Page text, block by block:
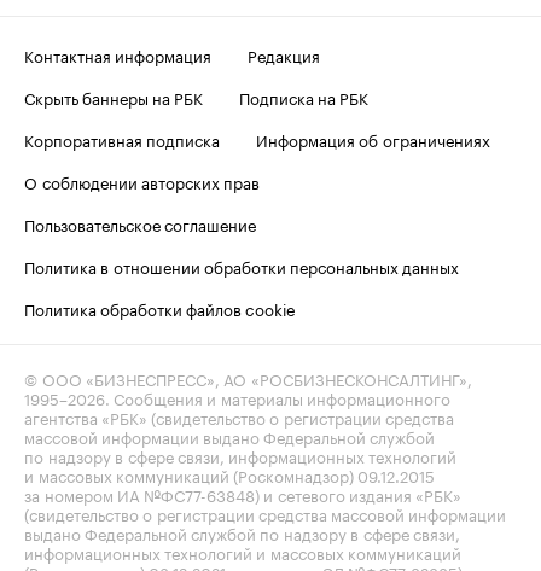
Контактная информация
Редакция
Скрыть баннеры на РБК
Подписка на РБК
Корпоративная подписка
Информация об ограничениях
О соблюдении авторских прав
Пользовательское соглашение
Политика в отношении обработки персональных данных
Политика обработки файлов cookie
© ООО «БИЗНЕСПРЕСС», АО «РОСБИЗНЕСКОНСАЛТИНГ»,
1995–2026. Сообщения и материалы информационного
агентства «РБК» (свидетельство о регистрации средства
массовой информации выдано Федеральной службой
по надзору в сфере связи, информационных технологий
и массовых коммуникаций (Роскомнадзор) 09.12.2015
за номером ИА №ФС77-63848) и сетевого издания «РБК»
(свидетельство о регистрации средства массовой информации
выдано Федеральной службой по надзору в сфере связи,
информационных технологий и массовых коммуникаций